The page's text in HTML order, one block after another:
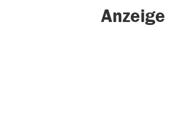
Anzeige